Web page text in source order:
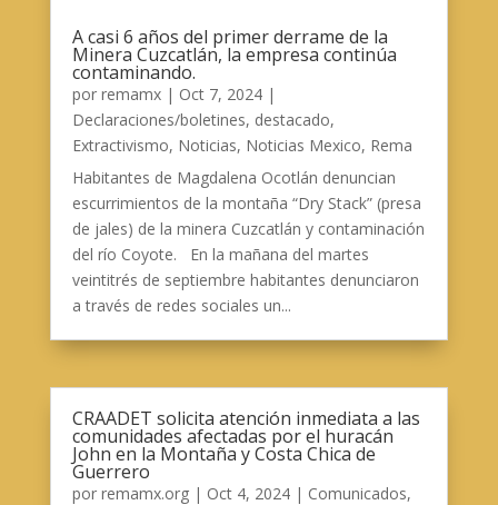
A casi 6 años del primer derrame de la
Minera Cuzcatlán, la empresa continúa
contaminando.
por remamx| Oct 7, 2024|
Declaraciones/boletines, destacado,
Extractivismo, Noticias, Noticias Mexico, Rema
Habitantes de Magdalena Ocotlán denuncian
escurrimientos de la montaña “Dry Stack” (presa
de jales) de la minera Cuzcatlán y contaminación
del río Coyote. En la mañana del martes
veintitrés de septiembre habitantes denunciaron
a través de redes sociales un...
CRAADET solicita atención inmediata a las
comunidades afectadas por el huracán
John en la Montaña y Costa Chica de
Guerrero
por remamx.org| Oct 4, 2024| Comunicados,